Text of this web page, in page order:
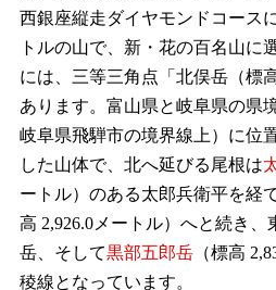
西銀座縦走ダイヤモンドコース
トルの山で、新・花の百名山に
には、三等三角点「北俣岳（標
あります。富山県と岐阜県の県
岐阜県飛騨市の境界線上）に位
した山体で、北へ延びる尾根は
ートル）のある太郎兵衛平を経
高 2,926.0メートル）へと続き
岳、そして黒部五郎岳 （標高
稜線となっています。